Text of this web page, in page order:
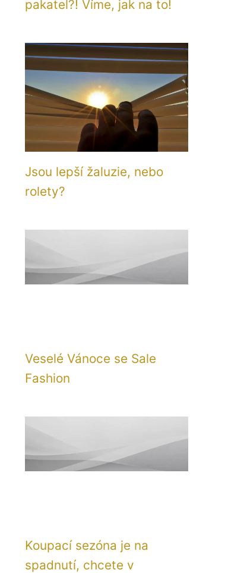
pakatel?! Víme, jak na to!
Jsou lepší žaluzie, nebo
rolety?
Veselé Vánoce se Sale
Fashion
Koupací sezóna je na
spadnutí, chcete v